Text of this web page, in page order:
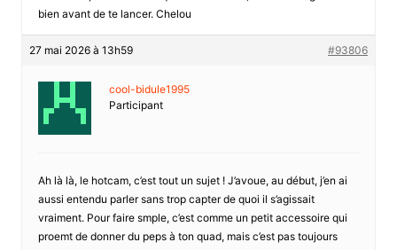
bien avant de te lancer. Chelou
27 mai 2026 à 13h59 #93806
cool-bidule1995
Participant
Ah là là, le hotcam, c’est tout un sujet ! J’avoue, au début, j’en ai
aussi entendu parler sans trop capter de quoi il s’agissait
vraiment. Pour faire smple, c’est comme un petit accessoire qui
proemt de donner du peps à ton quad, mais c’est pas toujours